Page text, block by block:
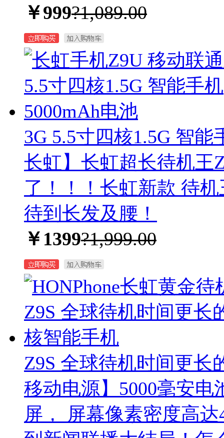
￥999?1,089.00
3G 5.5寸四核1.5G 智
长虹】长虹超长待机王
了！！！长虹新款 待
待到长发及腰！
￥1399?1,999.00
Z9S 全球待机时间更
移动电源】5000毫安电
屏， 屏幕像素密度高